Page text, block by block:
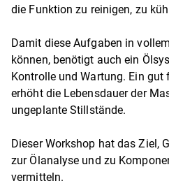
die Funktion zu reinigen, zu
Damit diese Aufgaben in
können, benötigt auch ein
Kontrolle und Wartung. Ein
erhöht die Lebensdauer der
ungeplante Stillstände.
Dieser Workshop hat das Ziel,
zur Ölanalyse und zu
vermitteln.